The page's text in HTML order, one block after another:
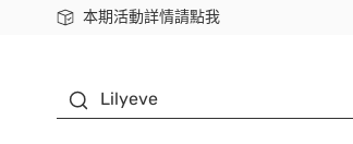
本期活動詳情請點我
下載app最高回饋$350
Lilyeve